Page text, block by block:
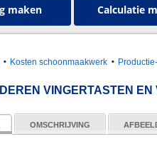
maken Calculatie
Kosten schoonmaakwerk
VINGERTASTEN
OMSCHRIJVING